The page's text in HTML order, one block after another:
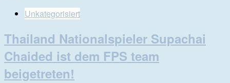
Unkategorisiert
Thailand Nationalspieler Supachai
Chaided ist dem FPS team
beigetreten!